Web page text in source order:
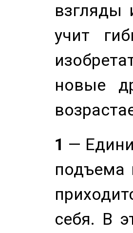
взгляды
учит
новые
1 —
подъема
себя. В